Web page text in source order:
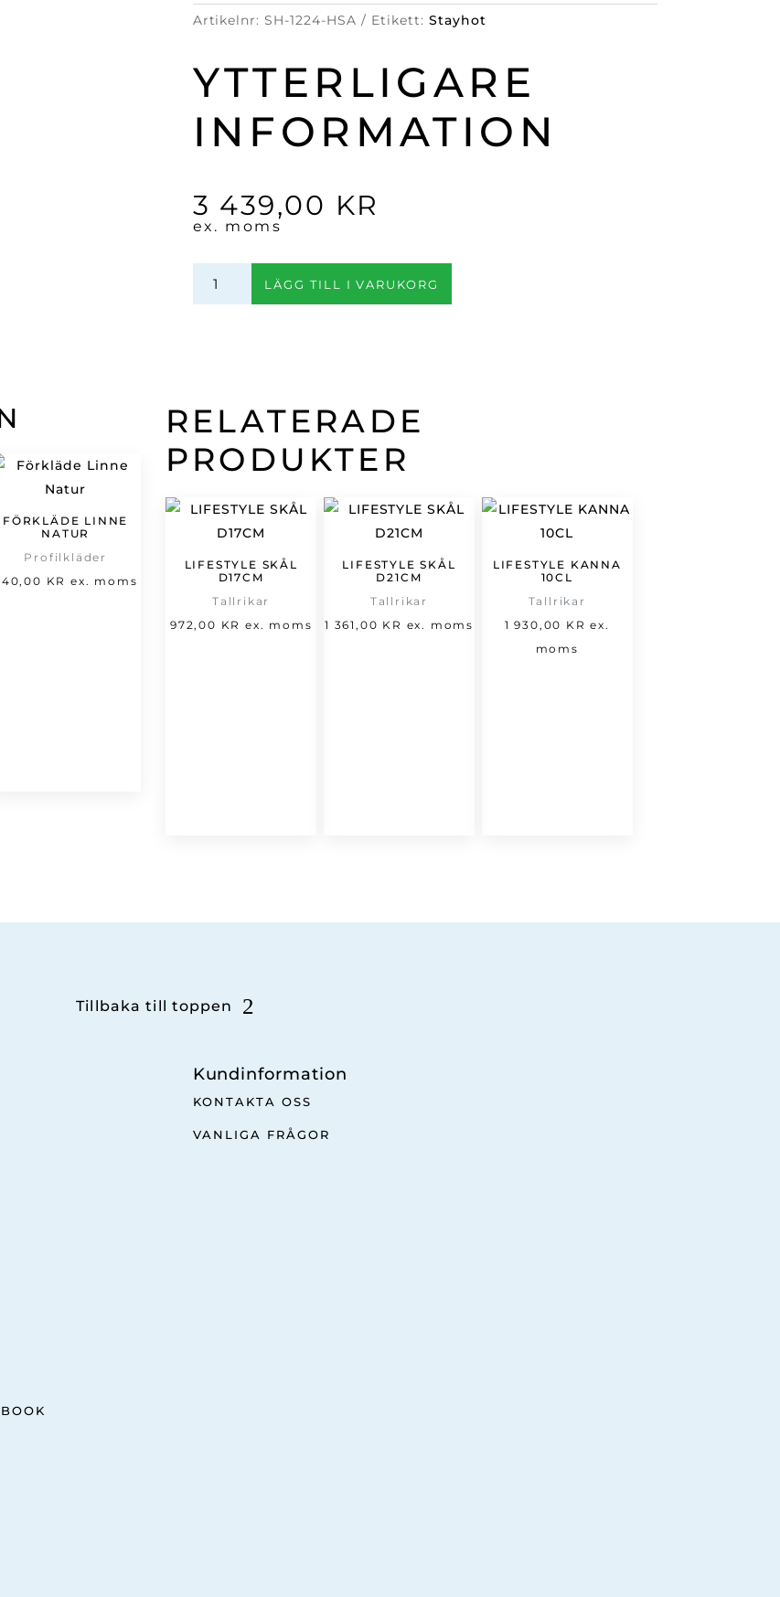
Artikelnr:SH-1224-HSA Etikett: Stayhot
YTTERLIGARE
INFORMATION
3 439,00 KR
ex. moms
Classic
LÄGG TILL I VARUKORG
FÖRKLÄDE LINNE
NATUR
Profilkläder
KR ex. moms
RELATERADE
PRODUKTER
LIFESTYLE SKÅL
D17CM
Tallrikar
972,00 KR ex. moms
LIFESTYLE SKÅL
D21CM
Tallrikar
1 361,00 KR ex. moms
LIFESTYLE KANNA
10CL
Tallrikar
1 930,00 KR ex.
moms
Tillbaka till toppen
Kundinformation
KONTAKTA OSS
VANLIGA FRÅGOR